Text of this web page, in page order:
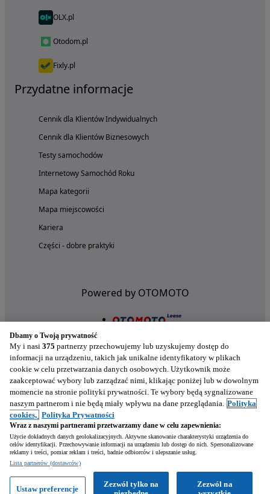
OLX.pl
Otodom.pl
Fixly.pl
Przydatne informacje
Cennik dla Klientów Indywidualnych
Cennik dla Klientów Biznesowych
Testy samochodów
Internetowy Samochód Roku
Mapa kategorii
Mapa miejscowości
Kariera
Części - dobre praktyki
Powered by OTOMOTO
Nasze aplikacje w twoim telefonie
Dbamy o Twoją prywatność
My i nasi 375 partnerzy przechowujemy lub uzyskujemy dostęp do
informacji na urządzeniu, takich jak unikalne identyfikatory w plikach
cookie w celu przetwarzania danych osobowych. Użytkownik może
zaakceptować wybory lub zarządzać nimi, klikając poniżej lub w dowolnym
momencie na stronie polityki prywatności. Te wybory będą sygnalizowane
naszym partnerom i nie będą miały wpływu na dane przeglądania. Polityka
cookies, Polityka Prywatności
Wraz z naszymi partnerami przetwarzamy dane w celu zapewnienia:
Użycie dokładnych danych geolokalizacyjnych. Aktywne skanowanie charakterystyki urządzenia do
celów identyfikacji. Przechowywanie informacji na urządzeniu lub dostęp do nich. Spersonalizowane
reklamy i treści, pomiar reklam i treści, badnie odbiorców i ulepszanie usług.
Lista partnerów (dostawców)
Zezwól na
Zezwól tylko na
Ustaw preferencje